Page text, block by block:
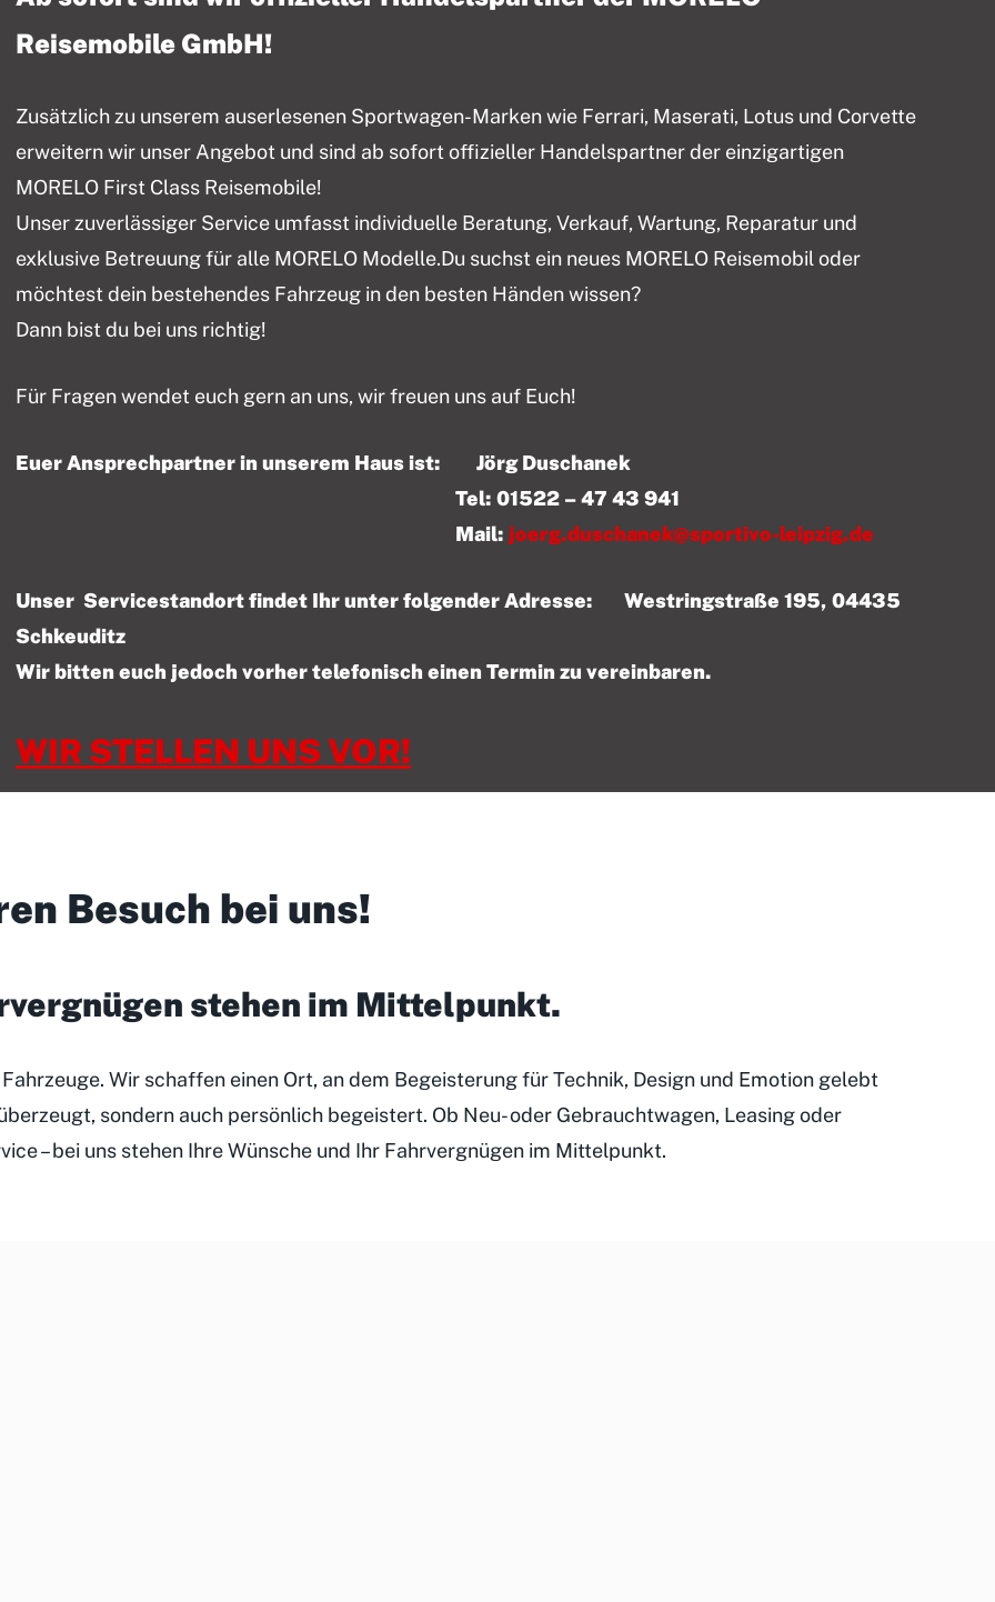
Reisemobile GmbH!
Zusätzlich zu unserem auserlesenen Sportwagen-Marken wie Ferrari, Maserati, Lotus und Corvette
erweitern wir unser Angebot und sind ab sofort offizieller Handelspartner der einzigartigen
MORELO First Class Reisemobile!
Unser zuverlässiger Service umfasst individuelle Beratung, Verkauf, Wartung, Reparatur und
exklusive Betreuung für alle MORELO Modelle.Du suchst ein neues MORELO Reisemobil oder
möchtest dein bestehendes Fahrzeug in den besten Händen wissen?
Dann bist du bei uns richtig!
Für Fragen wendet euch gern an uns, wir freuen uns auf Euch!
Euer Ansprechpartner in unserem Haus ist: Jörg Duschanek
Tel: 01522 – 47 43 941
Mail: joerg.duschanek@sportivo-leipzig.de
Unser Servicestandort findet Ihr unter folgender Adresse: Westringstraße 195, 04435
Schkeuditz
Wir bitten euch jedoch vorher telefonisch einen Termin zu vereinbaren.
WIR STELLEN UNS VOR!
Besuch bei uns!
stehen im Mittelpunkt.
Wir schaffen einen Ort, an dem Begeisterung für Technik, Design und Emotion gelebt
sondern auch persönlich begeistert. Ob Neu- oder Gebrauchtwagen, Leasing oder
– bei uns stehen Ihre Wünsche und Ihr Fahrvergnügen im Mittelpunkt.